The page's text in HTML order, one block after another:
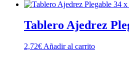
Tablero Ajedrez
2,72€ Añadir al carrito